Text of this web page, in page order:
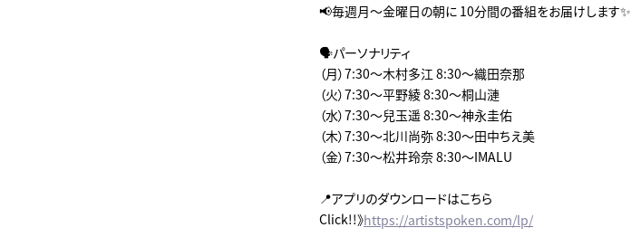
📢毎週月～金曜日の朝に 10分間の番組をお届けします✨
🗣️パーソナリティ
（月）7:30～木村多江 8:30～織田奈那
（火）7:30～平野綾 8:30～桐山漣
（水）7:30～兒玉遥 8:30～神永圭佑
（木）7:30～北川尚弥 8:30～田中ちえ美
（金）7:30～松井玲奈 8:30～IMALU
📍アプリのダウンロードはこちら
Click!!》https://artistspoken.com/lp/